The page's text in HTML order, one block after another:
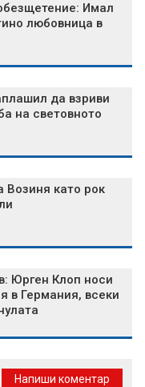
Имал
любовница в
да взриви
на световното
Возиня като рок
Юрген Клоп носи
в Германия, всеки
Напиши коментар